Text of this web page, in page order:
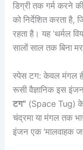
डिग्री तक गर्म करने
को निर्देशित करता है,
रहता है। यह ‘थर्मल
सालों साल तक बिना
स्पेस टग: केवल मंगल ही
रूसी वैज्ञानिक इस
टग” (Space Tug) के
चंद्रमा या मंगल तक
इंजन एक ‘मालवाहक